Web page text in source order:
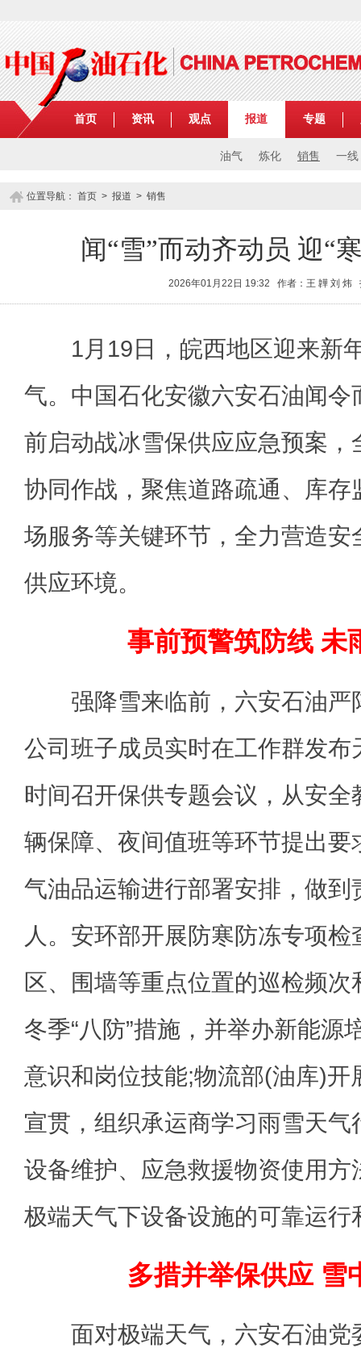
首页 资讯 观点 报道
油气 炼化 销售 一线
专题
位置导航： 首页 > 报道 > 销售
闻“雪”而动齐动员 迎“
2026年01月22日 19:32 作者：王 韡 刘 炜
1月19日，皖西地区迎来新
气。中国石化安徽六安石油闻令
前启动战冰雪保供应应急预案，
协同作战，聚焦道路疏通、库存
场服务等关键环节，全力营造安
供应环境。
事前预警筑防线 未
强降雪来临前，六安石油严
公司班子成员实时在工作群发布
时间召开保供专题会议，从安
辆保障、夜间值班等环节提出要
气油品运输进行部署安排，做到
人。安环部开展防寒防冻专项
区、围墙等重点位置的巡检频
冬季“八防”措施，并举办新能源
意识和岗位技能;物流部(油库)开
宣贯，组织承运商学习雨雪天
设备维护、应急救援物资使用方
极端天气下设备设施的可靠运行
多措并举保供应 雪
面对极端天气，六安石油党